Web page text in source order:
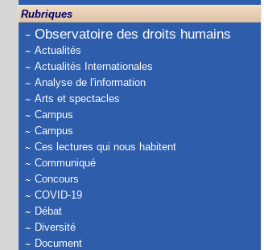
Rubriques
Observatoire des droits humains
Actualités
Actualités Internationales
Analyse de l'information
Arts et spectacles
Campus
Campus
Ces lectures qui nous habitent
Communiqué
Concours
COVID-19
Débat
Diversité
Document